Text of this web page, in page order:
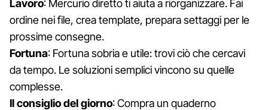
Lavoro: Mercurio diretto ti aiuta a riorganizzare. Fai
ordine nei file, crea template, prepara settaggi per le
prossime consegne.
Fortuna: Fortuna sobria e utile: trovi ciò che cercavi
da tempo. Le soluzioni semplici vincono su quelle
complesse.
Il consiglio del giorno: Compra un quaderno